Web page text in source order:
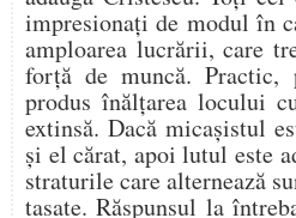
impresionaţi de modul în
amploarea lucrării, care
forţă de muncă. Practic,
produs înălţarea locului
extinsă. Dacă micaşistul
şi el cărat, apoi lutul este
straturile care alternează
tasate. Răspunsul la